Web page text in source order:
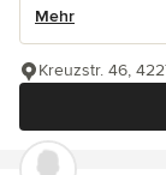
Mehr
Kreuzstr. 46,